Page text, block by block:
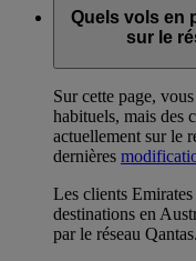
Quels vols en
sur le
Sur cette page,
habituels, mais des
actuellement sur le
dernières
Les clients
destinations en
par le réseau Qantas.